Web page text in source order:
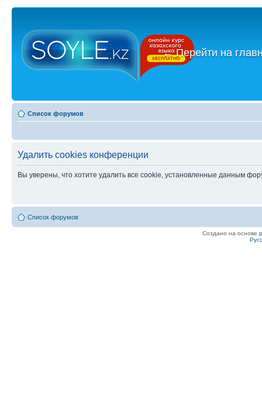
←Перейти на
Список форумов
Удалить cookies конференции
Вы уверены, что хотите удалить все cookie, установленные данным
Список форумов
Создано на основе